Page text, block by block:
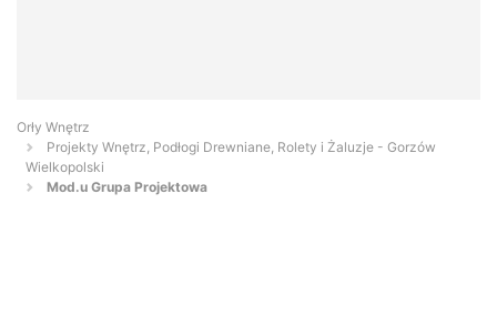
Orły Wnętrz
Projekty Wnętrz, Podłogi Drewniane, Rolety i Żaluzje - Gorzów
Wielkopolski
Mod.u Grupa Projektowa